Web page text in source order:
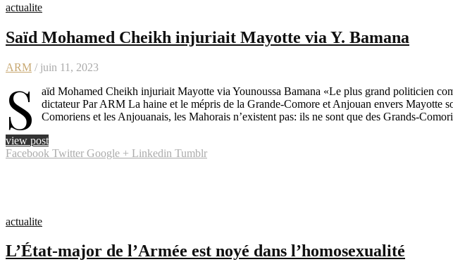
actualite
Saïd Mohamed Cheikh injuriait Mayotte via Y. Bamana
ARM / juin 11, 2023
S
aïd Mohamed Cheikh injuriait Mayotte via Younoussa Bamana «Le plus grand politicien
dictateur Par ARM La haine et le mépris de la Grande-Comore et Anjouan envers Mayotte
Comoriens et les Anjouanais, les Mahorais n’existent pas: ils ne sont que des Grands-
view post
Facebook Twitter Google + Linkedin Tumblr
actualite
L’État-major de l’Armée est noyé dans l’homosexualité